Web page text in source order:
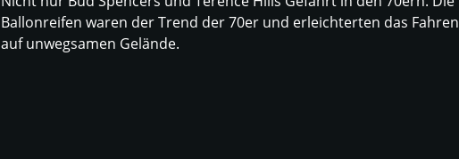
Ballonreifen waren der Trend der 70er und erleichterten das Fahren
auf unwegsamen Gelände.